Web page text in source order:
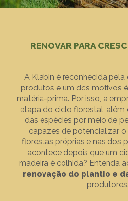
RENOVAR PARA
A Klabin é reconhecida pela
produtos e um dos motivos
matéria-prima. Por isso, a
etapa do ciclo florestal, além
das espécies por meio de
capazes de potencializar
florestas próprias e nas dos
acontece depois que um
madeira é colhida? Entenda
renovação do plantio e
produtores.